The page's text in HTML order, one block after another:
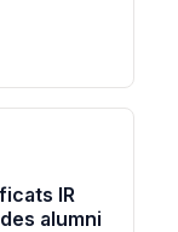
IR
alumni